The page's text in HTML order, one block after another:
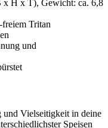
x H x T), Gewicht: ca. 6,8
Tritan
und
Vielseitigkeit in deine
Speisen